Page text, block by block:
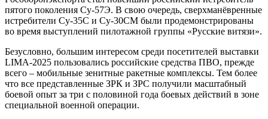
пятого поколения Су-57Э. В свою очередь, сверхманёвренные
истребители Су-35C и Су-30СМ были продемонстрированы
во время выступлений пилотажной группы «Русские витязи».
Безусловно, большим интересом среди посетителей выставки
LIMA-2025 пользовались российские средства ПВО, прежде
всего – мобильные зенитные ракетные комплексы. Тем более
что все представленные ЗРК и ЗРС получили масштабный
боевой опыт за три с половиной года боевых действий в зоне
специальной военной операции.